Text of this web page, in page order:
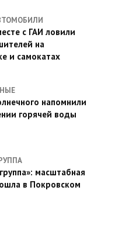
с ГАИ ловили
на
и самокатах
напомнили
горячей воды
масштабная
в Покровском